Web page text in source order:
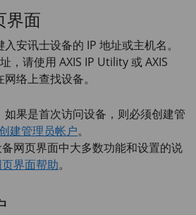
界面
安讯士设备的 IP 地址或主机名。
，请使用 AXIS IP Utility 或AXIS
络上查找设备。
果是首次访问设备，则必须创建管
建管理员帐户。
网页界面中大多数功能和设置的说
页界面帮助。